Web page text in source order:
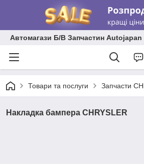
Автомагази Б/В Запчастин Autojapan
Товари та послуги Запчасти
Накладка бампера CHRYSLER